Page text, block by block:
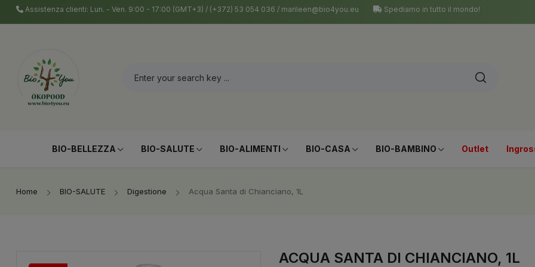
Assistenza clienti: Lun. - Ven. 9:00 - 17:00 (GMT+3) / (+372) 53 054 036 / marileen@bio4you.eu Spediamo in tutto il mondo!
BIO-BELLEZZA BIO-SALUTE BIO-ALIMENTI BIO-CASA BIO-BAMBINO Outlet
Home BIO-SALUTE Digestione Acqua Santa di Chianciano, 1L
ACQUA SANTA DI CHIANCIANO, 1L